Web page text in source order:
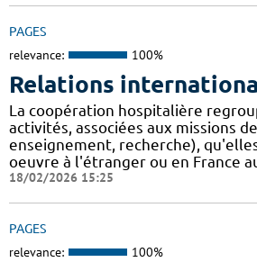
PAGES
relevance: 100%
Relations
La coopération hospitalière
activités, associées aux missions
enseignement, recherche),
oeuvre à l'étranger ou en France
18/02/2026 15:25
PAGES
relevance: 100%